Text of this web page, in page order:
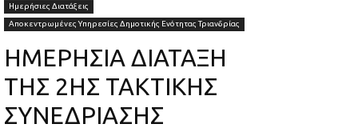
Ημερήσιες Διατάξεις
Αποκεντρωμένες Υπηρεσίες Δημοτικής Ενότητας Τριανδρίας
ΗΜΕΡΗΣΙΑ ΔΙΑΤΑΞΗ
ΤΗΣ 2ΗΣ ΤΑΚΤΙΚΗΣ
ΣΥΝΕΔΡΙΑΣΗΣ